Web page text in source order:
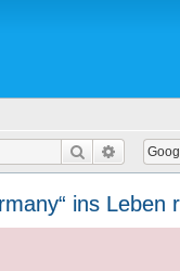
Suche
ins Leben